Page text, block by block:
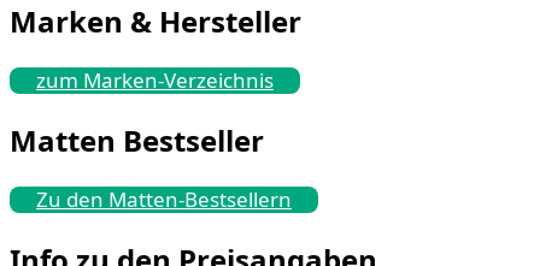
Marken & Hersteller
zum Marken-Verzeichnis
Matten Bestseller
Zu den Matten-Bestsellern